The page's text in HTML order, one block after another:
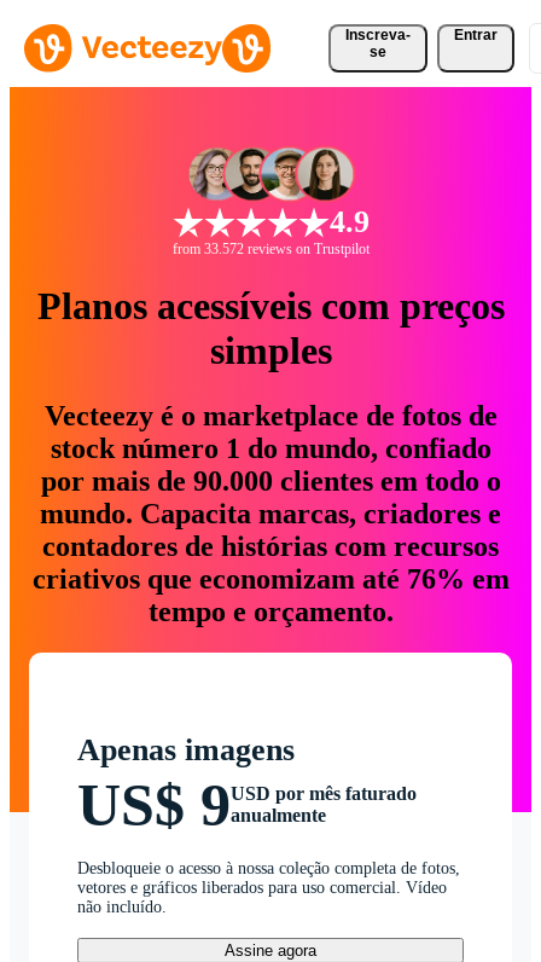
Inscreva-
se
Entrar
4.9
from 33.572 reviews on Trustpilot
Planos acessíveis com preços
simples
Vecteezy é o marketplace de fotos de
stock número 1 do mundo, confiado
por mais de 90.000 clientes em todo o
mundo. Capacita marcas, criadores e
contadores de histórias com recursos
criativos que economizam até 76% em
tempo e orçamento.
Apenas imagens
US$ 9USD por mês faturado
anualmente
Desbloqueie o acesso à nossa coleção completa de fotos,
vetores e gráficos liberados para uso comercial. Vídeo
não incluído.
Assine agora